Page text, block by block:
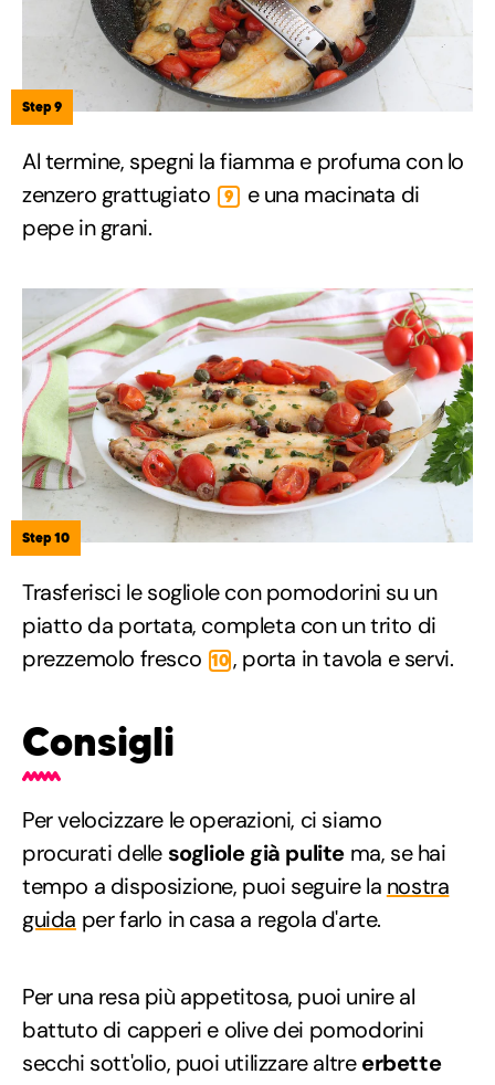
Step 9
Al termine, spegni la fiamma e profuma con lo
zenzero grattugiato
9
e una macinata di
pepe in grani.
Step 10
Trasferisci le sogliole con pomodorini su un
piatto da portata, completa con un trito di
prezzemolo fresco 10 , porta in tavola e servi.
Consigli
Per velocizzare le operazioni, ci siamo
procurati delle sogliole già pulite ma, se hai
tempo a disposizione, puoi seguire la nostra
guida per farlo in casa a regola d'arte.
Per una resa più appetitosa, puoi unire al
battuto di capperi e olive dei pomodorini
secchi sott'olio, puoi utilizzare altreerbette